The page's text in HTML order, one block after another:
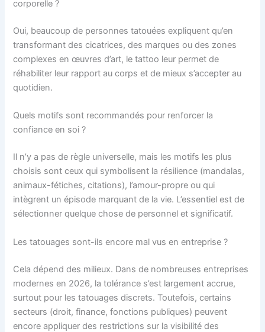
corporelle ?
Oui, beaucoup de personnes tatouées expliquent qu’en
transformant des cicatrices, des marques ou des zones
complexes en œuvres d’art, le tattoo leur permet de
réhabiliter leur rapport au corps et de mieux s’accepter au
quotidien.
Quels motifs sont recommandés pour renforcer la
confiance en soi ?
Il n’y a pas de règle universelle, mais les motifs les plus
choisis sont ceux qui symbolisent la résilience (mandalas,
animaux-fétiches, citations), l’amour-propre ou qui
intègrent un épisode marquant de la vie. L’essentiel est de
sélectionner quelque chose de personnel et significatif.
Les tatouages sont-ils encore mal vus en entreprise ?
Cela dépend des milieux. Dans de nombreuses entreprises
modernes en 2026, la tolérance s’est largement accrue,
surtout pour les tatouages discrets. Toutefois, certains
secteurs (droit, finance, fonctions publiques) peuvent
encore appliquer des restrictions sur la visibilité des